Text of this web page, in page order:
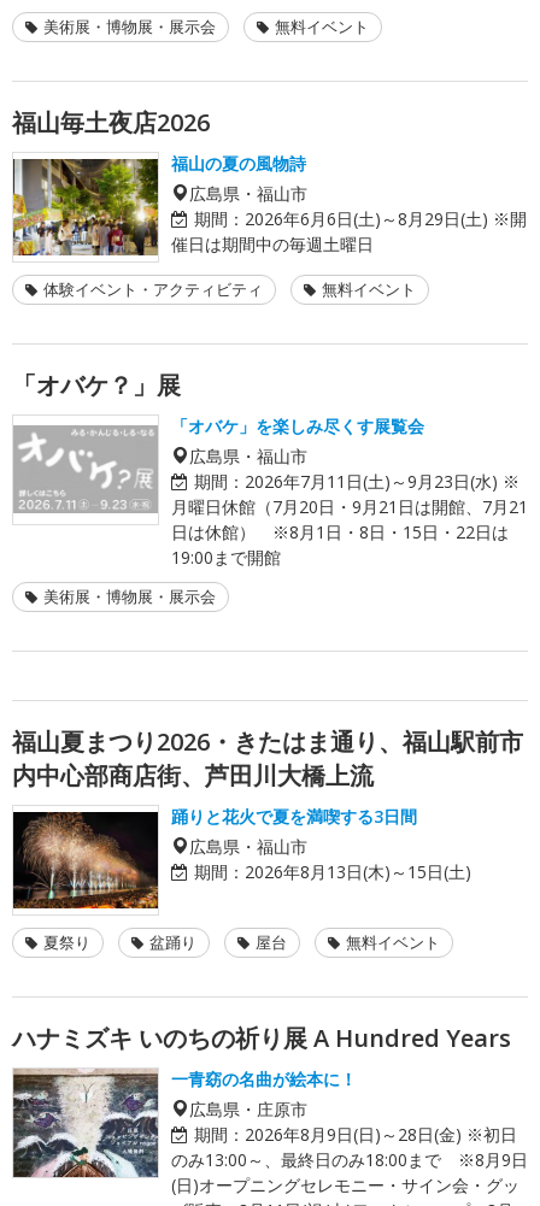
美術展・博物展・展示会 無料イベント
福山毎土夜店2026
福山の夏の風物詩
広島県・福山市
期間： 2026年6月6日(土)～8月29日(土) ※開
催日は期間中の毎週土曜日
体験イベント・アクティビティ 無料イベント
「オバケ？」展
「オバケ」を楽しみ尽くす展覧会
広島県・福山市
期間： 2026年7月11日(土)～9月23日(水) ※
月曜日休館（7月20日・9月21日は開館、7月21
日は休館） ※8月1日・8日・15日・22日は
19:00まで開館
美術展・博物展・展示会
福山夏まつり2026・きたはま通り、福山駅前市
内中心部商店街、芦田川大橋上流
踊りと花火で夏を満喫する3日間
広島県・福山市
期間： 2026年8月13日(木)～15日(土)
夏祭り 盆踊り 屋台 無料イベント
ハナミズキ いのちの祈り展 A Hundred Years
一青窈の名曲が絵本に！
広島県・庄原市
期間： 2026年8月9日(日)～28日(金) ※初日
のみ13:00～、最終日のみ18:00まで ※8月9日
(日)オープニングセレモニー・サイン会・グッ